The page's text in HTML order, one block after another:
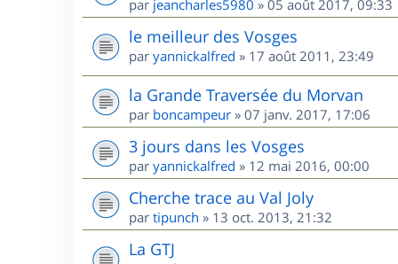
par jeancharles5980 » 05 août 2017, 09:33
le meilleur des Vosges
par yannickalfred » 17 août 2011, 23:49
la Grande Traversée du Morvan
par boncampeur » 07 janv. 2017, 17:06
3 jours dans les Vosges
par yannickalfred » 12 mai 2016, 00:00
Cherche trace au Val Joly
par tipunch » 13 oct. 2013, 21:32
La GTJ